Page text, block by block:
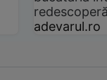
adevarul.ro